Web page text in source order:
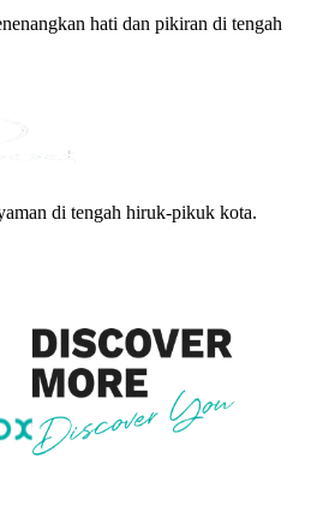
hati dan pikiran di tengah
di tengah hiruk-pikuk kota.